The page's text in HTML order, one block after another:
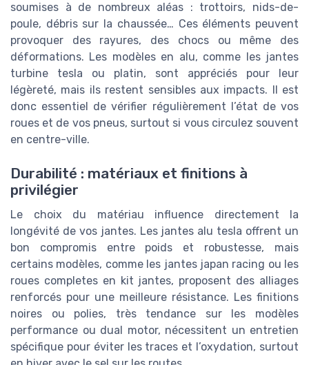
soumises à de nombreux aléas : trottoirs, nids-de-
poule, débris sur la chaussée… Ces éléments peuvent
provoquer des rayures, des chocs ou même des
déformations. Les modèles en alu, comme les jantes
turbine tesla ou platin, sont appréciés pour leur
légèreté, mais ils restent sensibles aux impacts. Il est
donc essentiel de vérifier régulièrement l’état de vos
roues et de vos pneus, surtout si vous circulez souvent
en centre-ville.
Durabilité : matériaux et finitions à
privilégier
Le choix du matériau influence directement la
longévité de vos jantes. Les jantes alu tesla offrent un
bon compromis entre poids et robustesse, mais
certains modèles, comme les jantes japan racing ou les
roues completes en kit jantes, proposent des alliages
renforcés pour une meilleure résistance. Les finitions
noires ou polies, très tendance sur les modèles
performance ou dual motor, nécessitent un entretien
spécifique pour éviter les traces et l’oxydation, surtout